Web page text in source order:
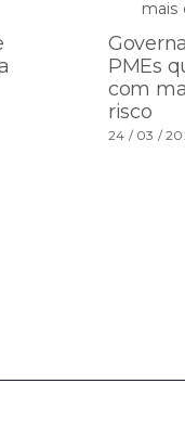
PMEs
com
risco
24 / 03 /